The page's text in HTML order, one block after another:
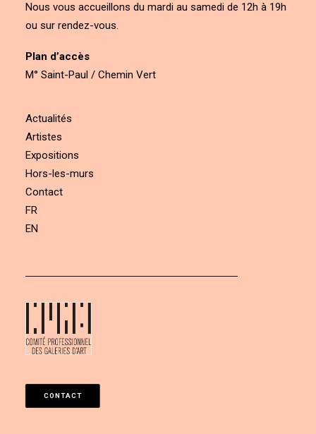
Nous vous accueillons du mardi au samedi de 12h à 19h
ou sur rendez-vous.
Plan d’accès
M° Saint-Paul / Chemin Vert
Actualités
Artistes
Expositions
Hors-les-murs
Contact
FR
EN
CONTACT